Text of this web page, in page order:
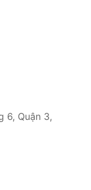
6, Quận 3,